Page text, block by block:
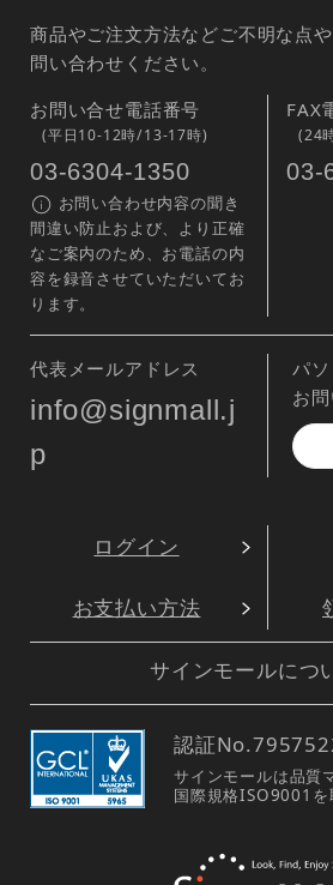
商品やご注文方法などご不明な点
問い合わせください。
お問い合せ電話番号
(平日10-12時/13-17時)
03-6304-1350
お問い合わせ内容の聞き
間違い防止および、より正確
なご案内のため、お電話の内
容を録音させていただいてお
ります。
FAX
(24
03-
代表メールアドレス
info@signmall.j
p
パ
お
ログイン
お支払い方法
サインモールにつ
認証No.
サインモールは品質
国際規格ISO9001を